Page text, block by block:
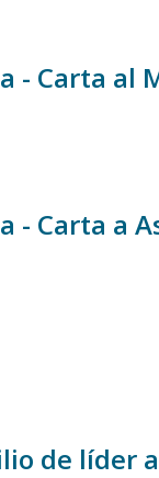
- Carta al
- Carta a
de líder